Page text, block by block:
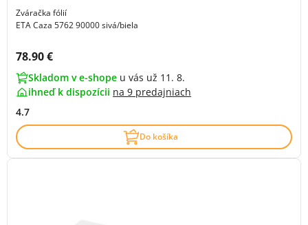
Zváračka fólií
ETA Caza 5762 90000 sivá/biela
Cena s DPH:
78.90 €
Skladom v e-shope u vás už 11. 8.
ihneď k dispozícii na 9 predajniach
4.7
Do košíka